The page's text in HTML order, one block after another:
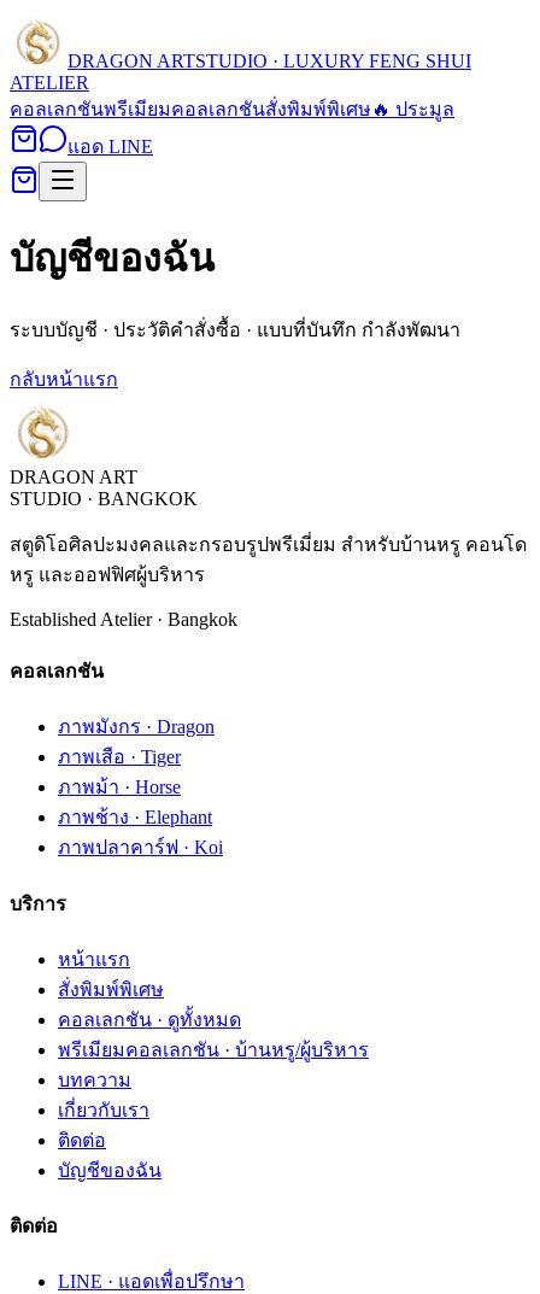
DRAGON ARTSTUDIO · LUXURY FENG SHUI
ATELIER
คอลเลกชันพรีเมียมคอลเลกชันสั่งพิมพ์พิเศษ 🔥 ประมูล
แอด LINE
บัญชีของฉัน
ระบบบัญชี · ประวัติคำสั่งซื้อ · แบบที่บันทึก กำลังพัฒนา
กลับหน้าแรก
DRAGON ART
STUDIO · BANGKOK
สตูดิโอศิลปะมงคลและกรอบรูปพรีเมี่ยม สำหรับบ้านหรู คอนโด
หรู และออฟฟิศผู้บริหาร
Established Atelier · Bangkok
คอลเลกชัน
ภาพมังกร · Dragon
ภาพเสือ · Tiger
ภาพม้า · Horse
ภาพช้าง · Elephant
ภาพปลาคาร์ฟ · Koi
บริการ
หน้าแรก
สั่งพิมพ์พิเศษ
คอลเลกชัน · ดูทั้งหมด
พรีเมียมคอลเลกชัน · บ้านหรู/ผู้บริหาร
บทความ
เกี่ยวกับเรา
ติดต่อ
บัญชีของฉัน
ติดต่อ
LINE · แอดเพื่อปรึกษา